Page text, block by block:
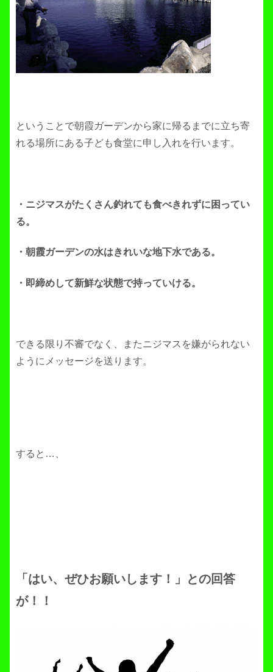
ということで朝霞ガーデンから家に帰るまでに立ち寄
れる場所にある子ども食堂に申し入れを行います。
・ニジマスがたくさん釣れても食べきれずに困ってい
る。
・朝霞ガーデンの水はきれいな地下水である。
・即締めして新鮮な状態で持っていける。
できる限り不審でなく、またニジマスを嫌がられない
ようにメッセージを送ります。
すると…、
「はい、ぜひお願いします！」との回答
が！！